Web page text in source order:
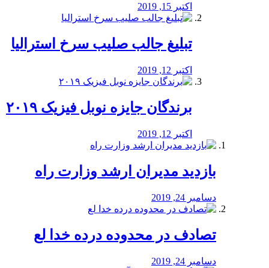
اکتبر 15, 2019
تبلیغ جالب صلیب سرخ استرالیا
اکتبر 12, 2019
برندگان جایزه نوبل فیزیک ۲۰۱۹
اکتبر 12, 2019
بازدید مدیران ارشد وزارت راه
دسامبر 24, 2019
تصادف در محدوده درده خدا لع
دسامبر 24, 2019